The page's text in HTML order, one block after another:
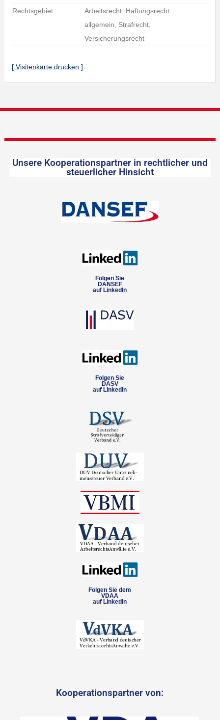
Rechtsgebiet
Arbeitsrecht, Haftungsrecht
allgemein, Strafrecht,
Versicherungsrecht
[ Visitenkarte drucken ]
Unsere Kooperationspartner in rechtlicher und
steuerlicher Hinsicht
Folgen Sie
DANSEF
auf LinkedIn
Folgen Sie
DASV
auf LinkedIn
Folgen Sie dem
VDAA
auf LinkedIn
Kooperationspartner von: